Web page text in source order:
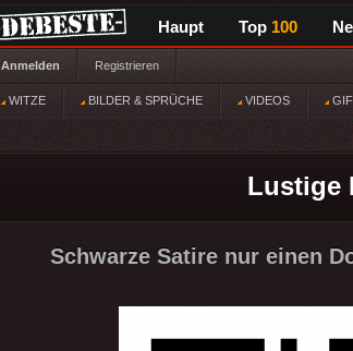
Haupt Top 100
Anmelden Registrieren
WITZE BILDER & SPRÜCHE VIDEOS
Lustige
Schwarze Satire nur einen